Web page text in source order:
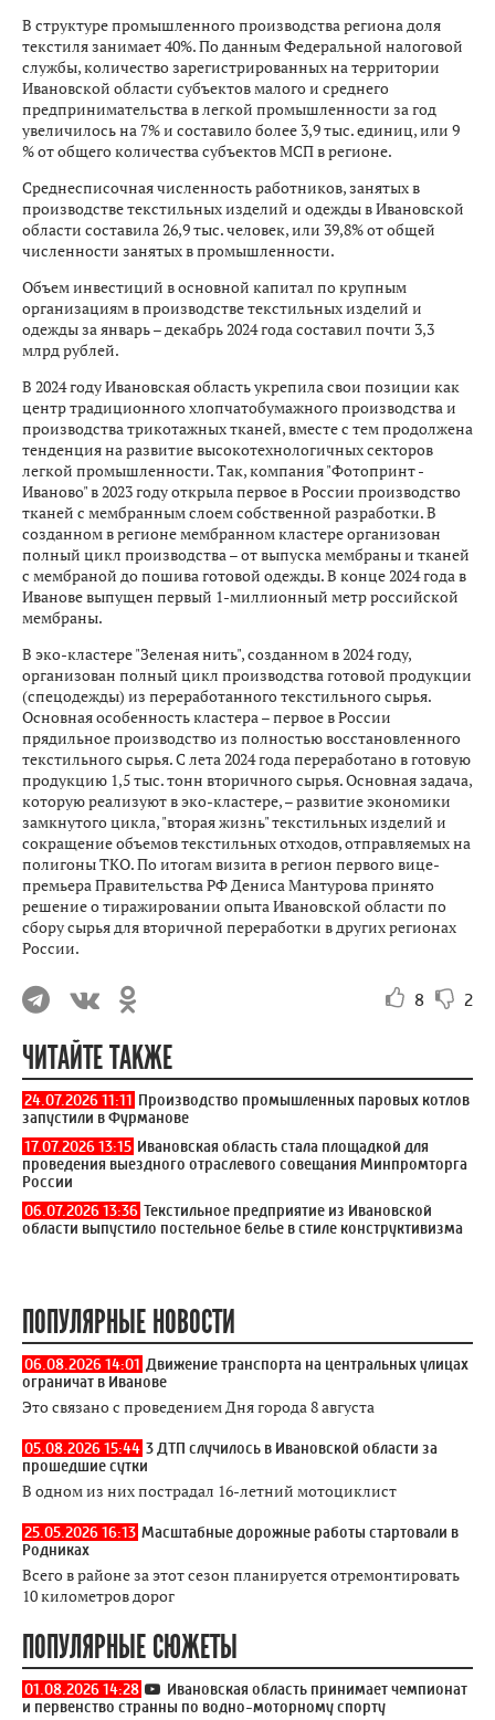
В структуре промышленного производства региона доля
текстиля занимает 40%. По данным Федеральной налоговой
службы, количество зарегистрированных на территории
Ивановской области субъектов малого и среднего
предпринимательства в легкой промышленности за год
увеличилось на 7% и составило более 3,9 тыс. единиц, или 9
% от общего количества субъектов МСП в регионе.
Среднесписочная численность работников, занятых в
производстве текстильных изделий и одежды в Ивановской
области составила 26,9 тыс. человек, или 39,8% от общей
численности занятых в промышленности.
Объем инвестиций в основной капитал по крупным
организациям в производстве текстильных изделий и
одежды за январь – декабрь 2024 года составил почти 3,3
млрд рублей.
В 2024 году Ивановская область укрепила свои позиции как
центр традиционного хлопчатобумажного производства и
производства трикотажных тканей, вместе с тем продолжена
тенденция на развитие высокотехнологичных секторов
легкой промышленности. Так, компания "Фотопринт -
Иваново" в 2023 году открыла первое в России производство
тканей с мембранным слоем собственной разработки. В
созданном в регионе мембранном кластере организован
полный цикл производства – от выпуска мембраны и тканей
с мембраной до пошива готовой одежды. В конце 2024 года в
Иванове выпущен первый 1-миллионный метр российской
мембраны.
В эко-кластере "Зеленая нить", созданном в 2024 году,
организован полный цикл производства готовой продукции
(спецодежды) из переработанного текстильного сырья.
Основная особенность кластера – первое в России
прядильное производство из полностью восстановленного
текстильного сырья. С лета 2024 года переработано в готовую
продукцию 1,5 тыс. тонн вторичного сырья. Основная задача,
которую реализуют в эко-кластере, – развитие экономики
замкнутого цикла, "вторая жизнь" текстильных изделий и
сокращение объемов текстильных отходов, отправляемых на
полигоны ТКО. По итогам визита в регион первого вице-
премьера Правительства РФ Дениса Мантурова принято
решение о тиражировании опыта Ивановской области по
сбору сырья для вторичной переработки в других регионах
России.
8 2
ЧИТАЙТЕ ТАКЖЕ
24.07.2026 11:11 Производство промышленных паровых котлов
запустили в Фурманове
17.07.2026 13:15 Ивановская область стала площадкой для
проведения выездного отраслевого совещания Минпромторга
России
06.07.2026 13:36 Текстильное предприятие из Ивановской
области выпустило постельное белье в стиле конструктивизма
ПОПУЛЯРНЫЕ НОВОСТИ
06.08.2026 14:01 Движение транспорта на центральных улицах
ограничат в Иванове
Это связано с проведением Дня города 8 августа
05.08.2026 15:44 3 ДТП случилось в Ивановской области за
прошедшие сутки
В одном из них пострадал 16-летний мотоциклист
25.05.2026 16:13 Масштабные дорожные работы стартовали в
Родниках
Всего в районе за этот сезон планируется отремонтировать
10 километров дорог
ПОПУЛЯРНЫЕ СЮЖЕТЫ
01.08.2026 14:28
Ивановская область принимает чемпионат
и первенство странны по водно-моторному спорту